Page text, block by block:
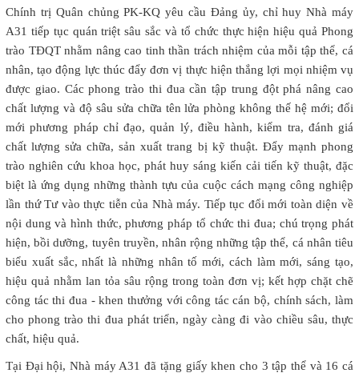
Chính trị Quân chủng PK-KQ yêu cầu Đảng ủy, chỉ huy Nhà máy
A31 tiếp tục quán triệt sâu sắc và tổ chức thực hiện hiệu quả Phong
trào TĐQT nhằm nâng cao tinh thần trách nhiệm của mỗi tập thể, cá
nhân, tạo động lực thúc đẩy đơn vị thực hiện thắng lợi mọi nhiệm vụ
được giao. Các phong trào thi đua cần tập trung đột phá nâng cao
chất lượng và độ sâu sửa chữa tên lửa phòng không thế hệ mới; đổi
mới phương pháp chỉ đạo, quản lý, điều hành, kiểm tra, đánh giá
chất lượng sửa chữa, sản xuất trang bị kỹ thuật. Đẩy mạnh phong
trào nghiên cứu khoa học, phát huy sáng kiến cải tiến kỹ thuật, đặc
biệt là ứng dụng những thành tựu của cuộc cách mạng công nghiệp
lần thứ Tư vào thực tiễn của Nhà máy. Tiếp tục đổi mới toàn diện về
nội dung và hình thức, phương pháp tổ chức thi đua; chú trọng phát
hiện, bồi dưỡng, tuyên truyền, nhân rộng những tập thể, cá nhân tiêu
biểu xuất sắc, nhất là những nhân tố mới, cách làm mới, sáng tạo,
hiệu quả nhằm lan tỏa sâu rộng trong toàn đơn vị; kết hợp chặt chẽ
công tác thi đua - khen thưởng với công tác cán bộ, chính sách, làm
cho phong trào thi đua phát triển, ngày càng đi vào chiều sâu, thực
chất, hiệu quả.
Tại Đại hội, Nhà máy A31 đã tặng giấy khen cho 3 tập thể và 16 cá